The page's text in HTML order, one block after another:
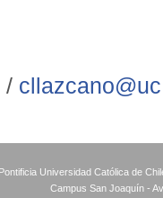
/
Pontificia Universidad Católica de
Campus San Joaquín -